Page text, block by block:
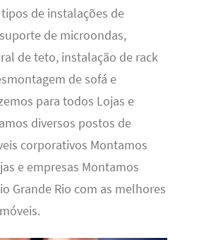
de instalações de
de microondas,
de teto, instalação de rack
de sofá e
para todos Lojas e
diversos postos de
corporativos Montamos
e empresas Montamos
Grande Rio com as melhores